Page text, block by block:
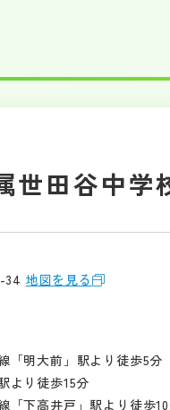
世田谷中学
34 地図を見る
「明大前」駅より徒歩5分
より徒歩15分
下高井戸」駅より徒歩